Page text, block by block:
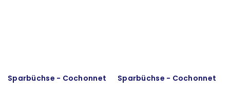
Sparbüchse - Cochonnet Sparbüchse - Cochonnet